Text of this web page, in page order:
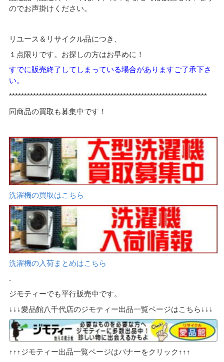
のでお声掛けください。
リユース＆リサイクル品につき、
１点限りです。お探しの方はお早めに！
すでに販売終了してしまっている場合がありますご了承下さ
い。
******************************************************************
同商品の買取も募集中です！
洗濯機の買取はこちら
洗濯機の入荷まとめはこちら
.
ジモティーでも平行販売中です。
↓↓↓愛品館八千代店のジモティー出品一覧ページはこちら↓↓↓
↑↑↑ジモティー出品一覧ページはバナーをクリック↑↑↑